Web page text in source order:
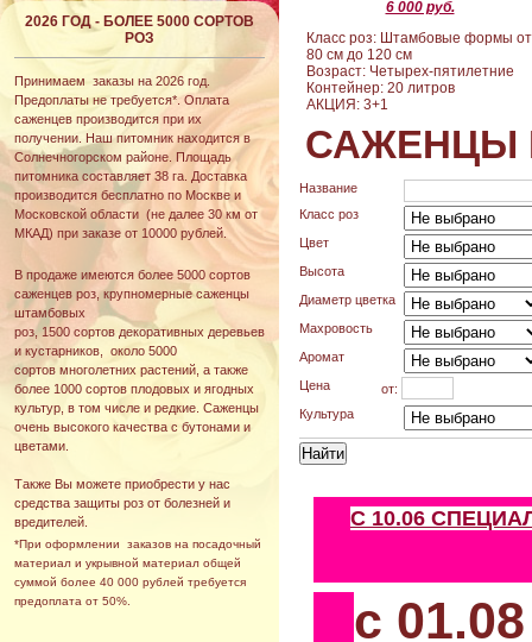
2026 ГОД - БОЛЕЕ 5000 СОРТОВ
РОЗ
Принимаем заказы на 2026 год.
Предоплаты не требуется*. Оплата
саженцев производится при их
получении. Наш питомник находится в
Солнечногорском районе. Площадь
питомника составляет 38 га. Доставка
производится бесплатно по Москве и
Московской области (не далее 30 км от
МКАД) при заказе от 10000 рублей.
В продаже имеются более 5000 сортов
саженцев роз, крупномерные саженцы
штамбовых
роз, 1500 сортов декоративных деревьев
и кустарников, около 5000
сортов многолетних растений, а также
более 1000 сортов плодовых и ягодных
культур, в том числе и редкие. Саженцы
очень высокого качества с бутонами и
цветами.
Также Вы можете приобрести у нас
средства защиты роз от болезней и
вредителей.
*При оформлении заказов на посадочный
материал и укрывной материал общей
суммой более 40 000 рублей требуется
предоплата от 50%.
6 000 руб.
Класс роз: Штамбовые формы от
80 см до 120 см
Возраст: Четырех-пятилетние
Контейнер: 20 литров
АКЦИЯ: 3+1
САЖЕНЦЫ
Название
Класс роз
Цвет
Высота
Диаметр цветка
Махровость
Аромат
Цена
от:
Культура
С 10.06
с